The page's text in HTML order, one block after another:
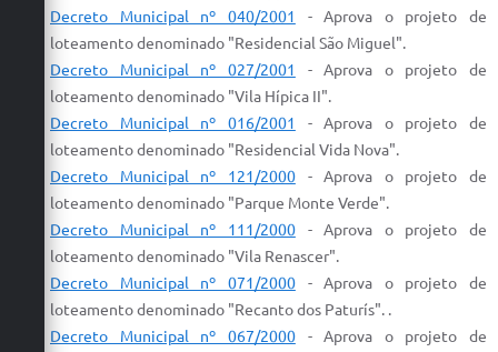
Decreto Municipal nº 040/2001
-Aprova o projeto de
loteamentodenominado "Residencial São Miguel".
Decreto Municipal nº 027/2001
-Aprova o projeto de
loteamentodenominado "Vila Hípica II".
Decreto Municipal nº 016/2001
-Aprova o projeto de
loteamentodenominado "Residencial Vida Nova".
Decreto Municipal nº 121/2000-Aprova o projeto de
loteamentodenominado "Parque Monte Verde".
Decreto Municipal nº 111/2000-Aprova o projeto de
loteamentodenominado "Vila Renascer".
Decreto Municipal nº 071/2000-Aprova o projeto de
loteamentodenominado "Recanto dos Paturís". .
Decreto Municipal nº 067/2000-Aprova o projeto de